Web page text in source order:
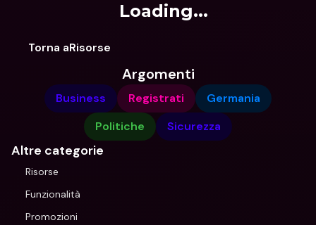
Loading...
Torna aRisorse
Argomenti
Business Registrati
Germania
Politiche
Sicurezza
Altre categorie
Risorse
Funzionalità
Promozioni